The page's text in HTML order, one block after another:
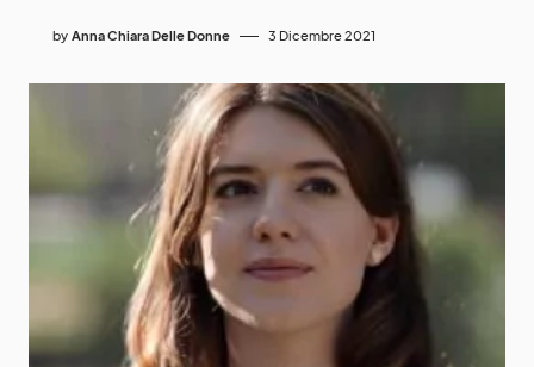
by Anna Chiara Delle Donne 3 Dicembre 2021